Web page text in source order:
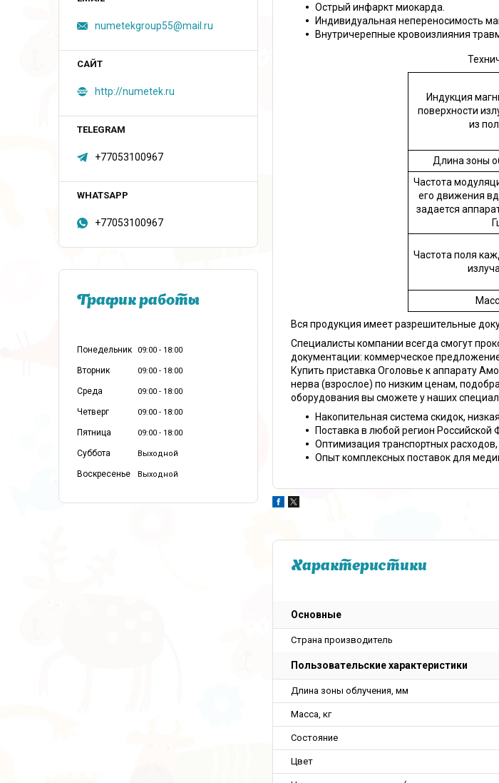
Острый инфаркт миокарда.
Индивидуальная непереносимость
Внутричерепные кровоизлияния
Индукция
поверхности
из
Длина зоны
Частота
его движения
задается
Частота поля
Вся продукция имеет разрешительные
Специалисты компании всегда смогут
документации: коммерческое
Купить приставка Оголовье к аппарату
нерва (взрослое) по низким ценам,
оборудования вы сможете у наших
Накопительная система скидок,
Поставка в любой регион Российской
Оптимизация транспортных
Опыт комплексных поставок для
Характеристики
Основные
Страна производитель
Пользовательские характеристики
Длина зоны облучения, мм
Масса, кг
Состояние
Цвет
numetekgroup55@mail.ru
http://numetek.ru
+77053100967
+77053100967
График работы
Понедельник 09:00 18:00
Вторник 09:00 18:00
Среда 09:00 18:00
Четверг 09:00 18:00
Пятница 09:00 18:00
Суббота Выходной
Воскресенье Выходной